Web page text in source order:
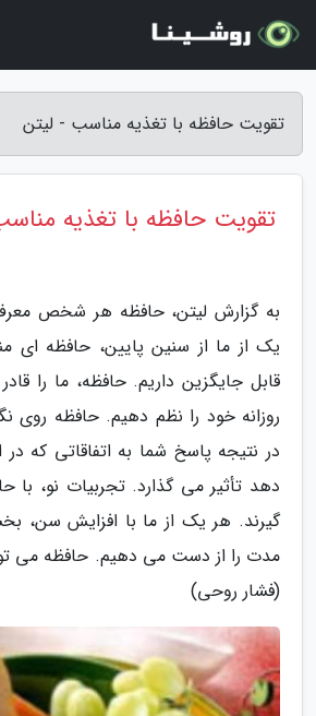
تقویت حافظه با تغذیه مناسب - لیتن
تقویت حافظه با تغذیه
به گزارش لیتن، حافظه هر شخص
یک از ما از سنین پایین، حافظه ای
قابل جایگزین داریم. حافظه، ما را
روزانه خود را نظم دهیم. حافظه روی
در نتیجه پاسخ شما به اتفاقاتی که
دهد تأثیر می گذارد. تجربیات نو،
گیرند. هر یک از ما با افزایش سن،
مدت را از دست می دهیم. حافظه می
(فشار روحی)